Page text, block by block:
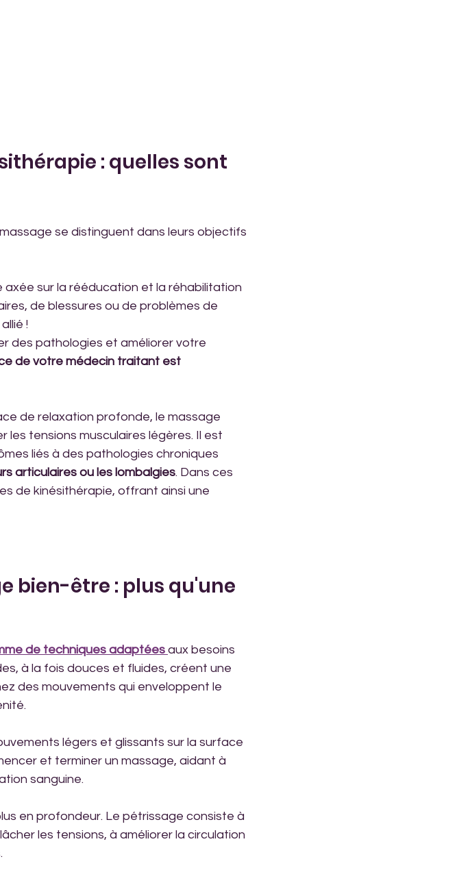
: quelles sont
se distinguent dans leurs objectifs
axée sur la rééducation et la réhabilitation
de blessures ou de problèmes de
!
de votre médecin traitant est
de relaxation profonde, le massage
tensions musculaires légères. Il est
liés à des pathologies chroniques
articulaires ou les lombalgies. Dans ces
de kinésithérapie, offrant ainsi une
bien-être : plus qu'une
de techniques adaptées aux besoins
à la fois douces et fluides, créent une
des mouvements qui enveloppent le
légers et glissants sur la surface
et terminer un massage, aidant à
sanguine.
en profondeur. Le pétrissage consiste à
les tensions, à améliorer la circulation